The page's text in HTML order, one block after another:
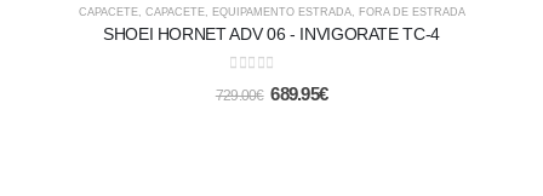
CAPACETE, CAPACETE, EQUIPAMENTO ESTRADA, FORA DE ESTRADA
SHOEI HORNET ADV 06 - INVIGORATE TC-4
out of 5
729.00€ 689.95€